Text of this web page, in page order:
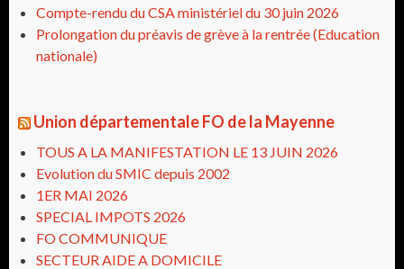
Compte-rendu du CSA ministériel du 30 juin 2026
Prolongation du préavis de grève à la rentrée (Education
nationale)
Union départementale FO de la Mayenne
TOUS A LA MANIFESTATION LE 13 JUIN 2026
Evolution du SMIC depuis 2002
1ER MAI 2026
SPECIAL IMPOTS 2026
FO COMMUNIQUE
SECTEUR AIDE A DOMICILE